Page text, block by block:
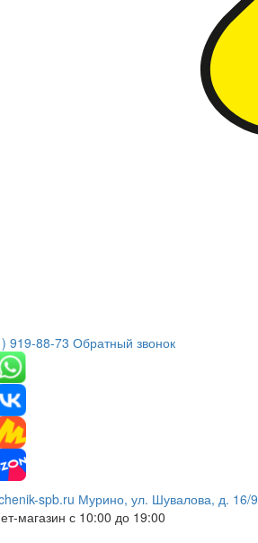
919-88-73 Обратный звонок
spb.ru Мурино, ул. Шувалова, д. 16/9
магазин с 10:00 до 19:00